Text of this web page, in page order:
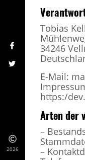
2026
Tobias
34246
E-Mail:
https:/
Arten der
–
–